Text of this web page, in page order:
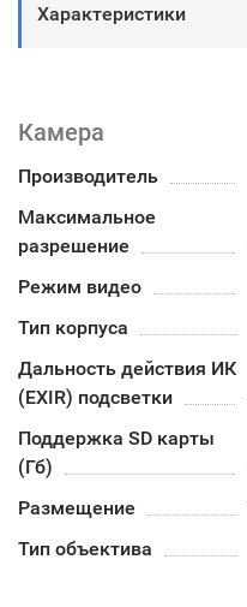
Характеристики
Камера
Производитель
Максимальное
разрешение
Режим видео
Тип корпуса
Дальность действия ИК
(EXIR) подсветки
Поддержка SD карты
(Гб)
Размещение
Тип объектива